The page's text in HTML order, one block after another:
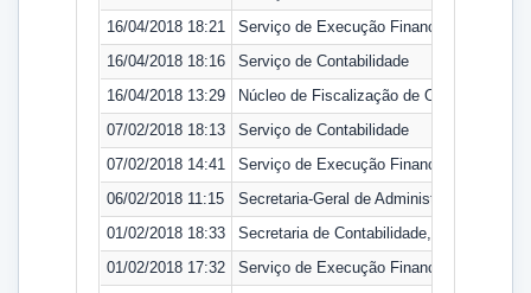
16/04/2018 18:21
Serviço de Execução Financeira
16/04/2018 18:16
Serviço de Contabilidade
16/04/2018 13:29
Núcleo de Fiscalização de Obras
07/02/2018 18:13
Serviço de Contabilidade
07/02/2018 14:41
Serviço de Execução Financeira
06/02/2018 11:15
Secretaria-Geral de Administração
01/02/2018 18:33
Secretaria de Contabilidade, Orçamento e
01/02/2018 17:32
Serviço de Execução Financeira